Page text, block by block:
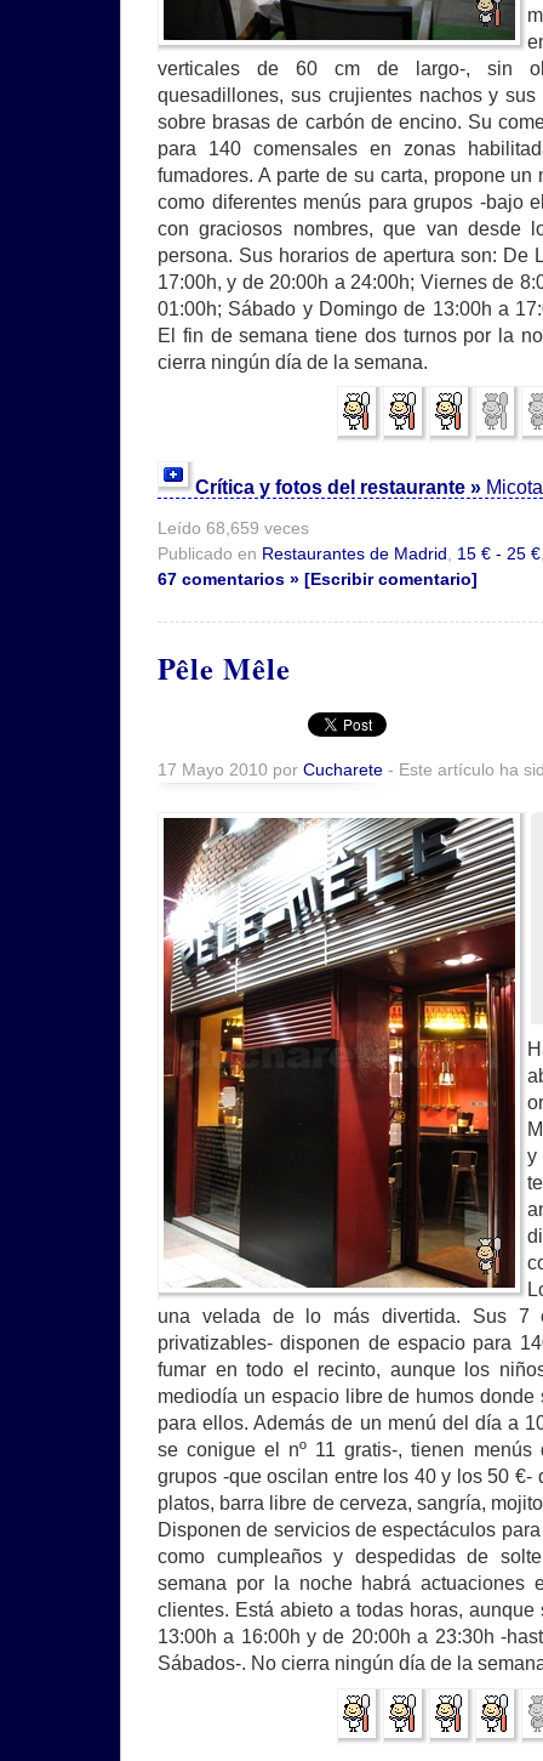
verticales de 60 cm de largo-, sin
quesadillones, sus crujientes nachos y sus
sobre brasas de carbón de encino. Su
para 140 comensales en zonas
fumadores. A parte de su carta, propone
como diferentes menús para grupos -bajo
con graciosos nombres, que van desde
persona. Sus horarios de apertura son: De
17:00h, y de 20:00h a 24:00h; Viernes de
01:00h; Sábado y Domingo de 13:00h a
El fin de semana tiene dos turnos por la
cierra ningún día de la semana.
Crítica y fotos del restaurante »
Leído 68,659 veces
Publicado en Restaurantes de Madrid 15 € - 25 €
67 comentarios » [Escribir comentario]
Pêle Mêle
17 Mayo 2010 por Cucharete - Este artículo ha
y
una velada de lo más divertida. Sus 7
privatizables- disponen de espacio para
fumar en todo el recinto, aunque los
mediodía un espacio libre de humos
para ellos. Además de un menú del día a
se conigue el nº 11 gratis-, tienen menús
grupos -que oscilan entre los 40 y los 50 €-
platos, barra libre de cerveza, sangría,
Disponen de servicios de espectáculos
como cumpleaños y despedidas de
semana por la noche habrá actuaciones
clientes. Está abieto a todas horas,
13:00h a 16:00h y de 20:00h a 23:30h -
Sábados-. No cierra ningún día de la